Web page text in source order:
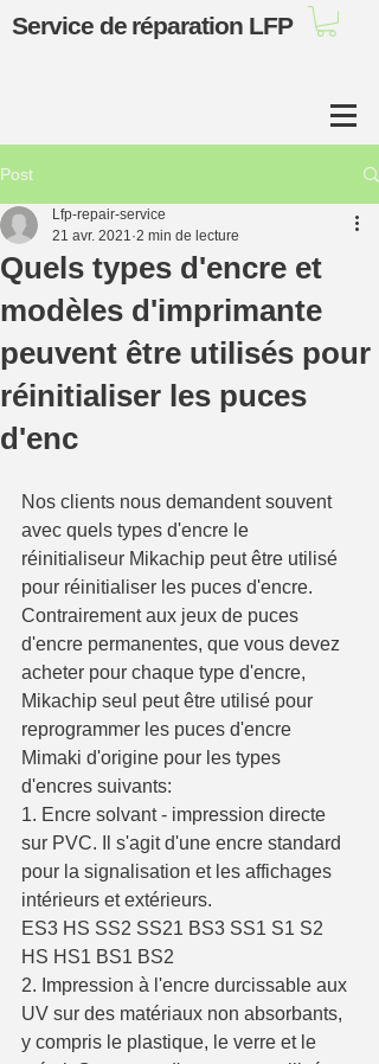
Service de réparation LFP
Post
Quels types d'encre et
modèles d'imprimante
peuvent être utilisés pour
réinitialiser les puces
d'enc
Lfp-repair-service
21 avr. 2021 2 min de lecture
Nos clients nous demandent souvent
avec quels types d'encre le
réinitialiseur Mikachip peut être utilisé
pour réinitialiser les puces d'encre.
Contrairement aux jeux de puces
d'encre permanentes, que vous devez
acheter pour chaque type d'encre,
Mikachip seul peut être utilisé pour
reprogrammer les puces d'encre
Mimaki d'origine pour les types
d'encres suivants:
1. Encre solvant - impression directe
sur PVC. Il s'agit d'une encre standard
pour la signalisation et les affichages
intérieurs et extérieurs.
ES3 HS SS2 SS21 BS3 SS1 S1 S2
HS HS1 BS1 BS2
2. Impression à l'encre durcissable aux
UV sur des matériaux non absorbants,
y compris le plastique, le verre et le